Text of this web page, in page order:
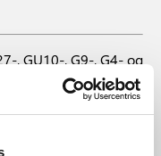
, GU10-, G9-, G4- og